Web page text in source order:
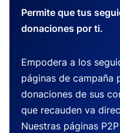
Permite que tus
donaciones por ti.
Empodera a los
páginas de campaña
donaciones de sus
que recauden va
Nuestras páginas